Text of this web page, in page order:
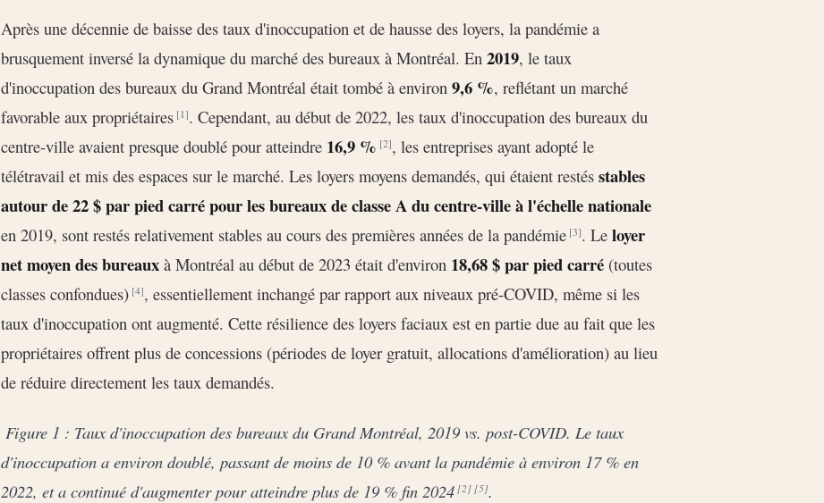
Après une décennie de baisse des taux d'inoccupation et de hausse des loyers, la pandémie a
brusquement inversé la dynamique du marché des bureaux à Montréal. En 2019, le taux
d'inoccupation des bureaux du Grand Montréal était tombé à environ 9,6 %, reflétant un marché
favorable aux propriétaires[1]. Cependant, au début de 2022, les taux d'inoccupation des bureaux du
centre-ville avaient presque doublé pour atteindre 16,9 % [2], les entreprises ayant adopté le
télétravail et mis des espaces sur le marché. Les loyers moyens demandés, qui étaient restés stables
autour de 22 $ par pied carré pour les bureaux de classe A du centre-ville à l'échelle nationale
en 2019, sont restés relativement stables au cours des premières années de la pandémie[3]. Le loyer
net moyen des bureaux à Montréal au début de 2023 était d'environ 18,68 $ par pied carré (toutes
classes confondues)[4], essentiellement inchangé par rapport aux niveaux pré-COVID, même si les
taux d'inoccupation ont augmenté. Cette résilience des loyers faciaux est en partie due au fait que les
propriétaires offrent plus de concessions (périodes de loyer gratuit, allocations d'amélioration) au lieu
de réduire directement les taux demandés.
Figure 1 : Taux d'inoccupation des bureaux du Grand Montréal, 2019 vs. post-COVID. Le taux
d'inoccupation a environ doublé, passant de moins de 10 % avant la pandémie à environ 17 % en
2022, et a continué d'augmenter pour atteindre plus de 19 % fin 2024[2] [5].